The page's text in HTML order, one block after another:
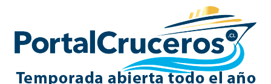
content